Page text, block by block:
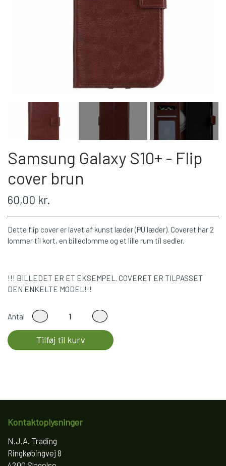
Samsung Galaxy S10+ - Flip
cover brun
60,00 kr.
Dette flip cover er lavet af kunst læder (PU læder). Coveret har 2
lommer til kort, en billedlomme og et lille rum til sedler.
!!! BILLEDET ER ET EKSEMPEL. COVERET ER TILPASSET
DEN ENKELTE MODEL!!!
Antal
Tilføj til kurv
Kontaktoplysninger
N.J.A. Trading
Ringkøbingvej 8